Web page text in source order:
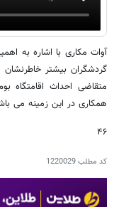
آوات مکاری با اشاره به
گردشگران بیشتر
متقاضی احداث اقامتگاه
همکاری در این زمینه می
۴۶
کد مطلب1220029